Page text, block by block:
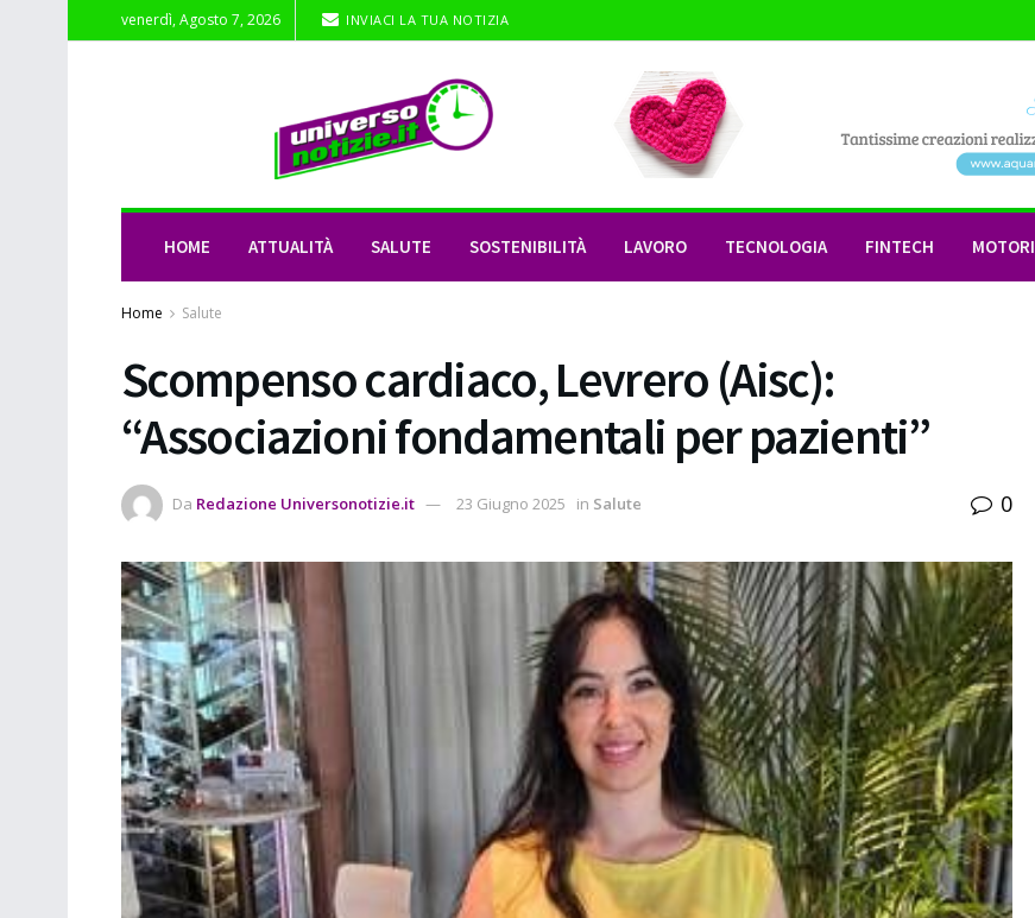
venerdì, Agosto 7, 2026 INVIACI LA TUA NOTIZIA
HOME ATTUALITÀ SALUTE SOSTENIBILITÀ LAVORO TECNOLOGIA FINTECH MOTORI
Home Salute
Scompenso cardiaco, Levrero (Aisc):
“Associazioni fondamentali per pazienti”
Da Redazione Universonotizie.it 23 Giugno 2025 in Salute 0